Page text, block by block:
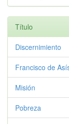
Título
Discernimiento
Francisco de
Misión
Pobreza